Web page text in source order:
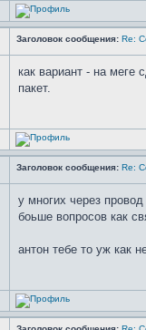
Заголовок сообщения: Re:
как вариант - на меге
пакет.
Заголовок сообщения: Re:
у многих через
боьше вопросов как
антон тебе то уж как